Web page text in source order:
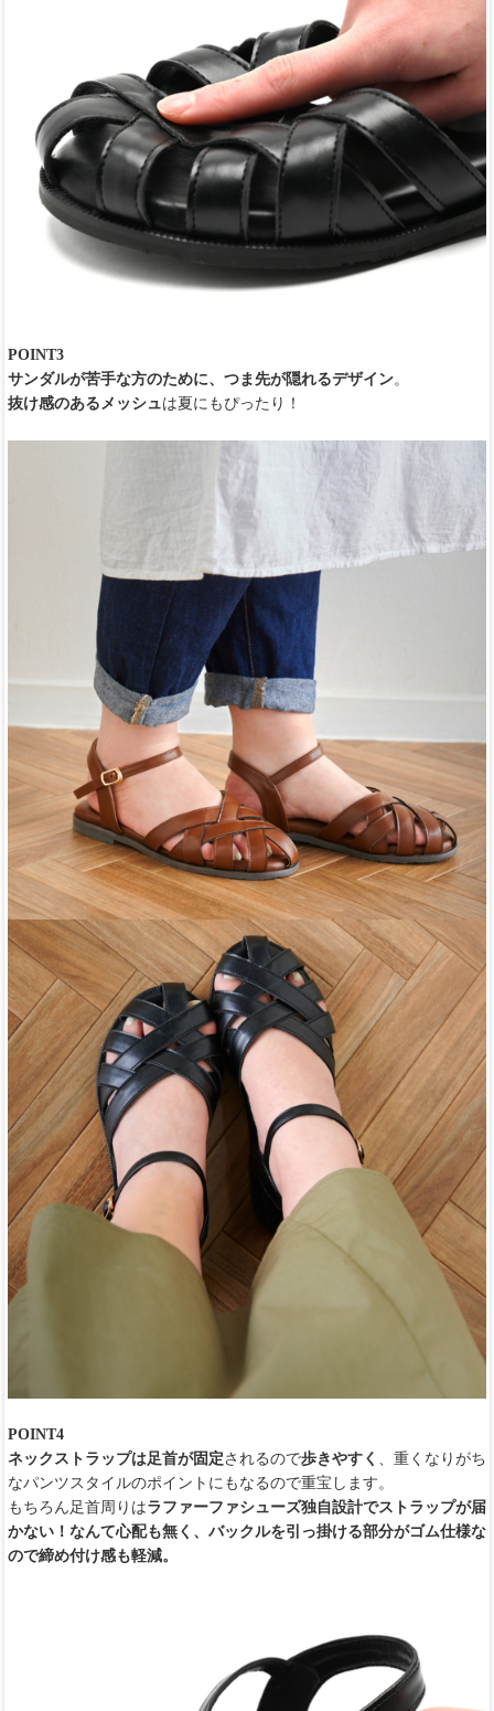
POINT3
サンダルが苦手な方のために、つま先が隠れるデザイン。
抜け感のあるメッシュ は夏にもぴったり！
POINT4
ネックストラップは足首が固定されるので歩きやすく
、重くなりがち
なパンツスタイルのポイントにもなるので重宝します。
もちろん足首周りはラファーファシューズ独自設計でストラップが届
かない！なんて心配も無く、バックルを引っ掛ける部分がゴム仕様な
ので締め付け感も軽減。